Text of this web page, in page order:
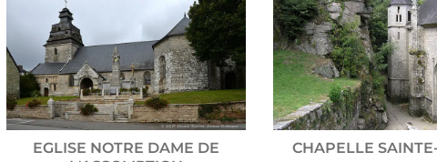
EGLISE NOTRE DAME DE
CHAPELLE